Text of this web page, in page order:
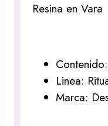
Resina en Vara
Linea:
Marca: